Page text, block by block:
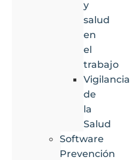
y
salud
en
el
trabajo
Vigilancia
de
la
Salud
Software
Prevención